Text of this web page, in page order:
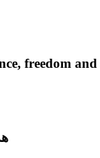
, freedom and